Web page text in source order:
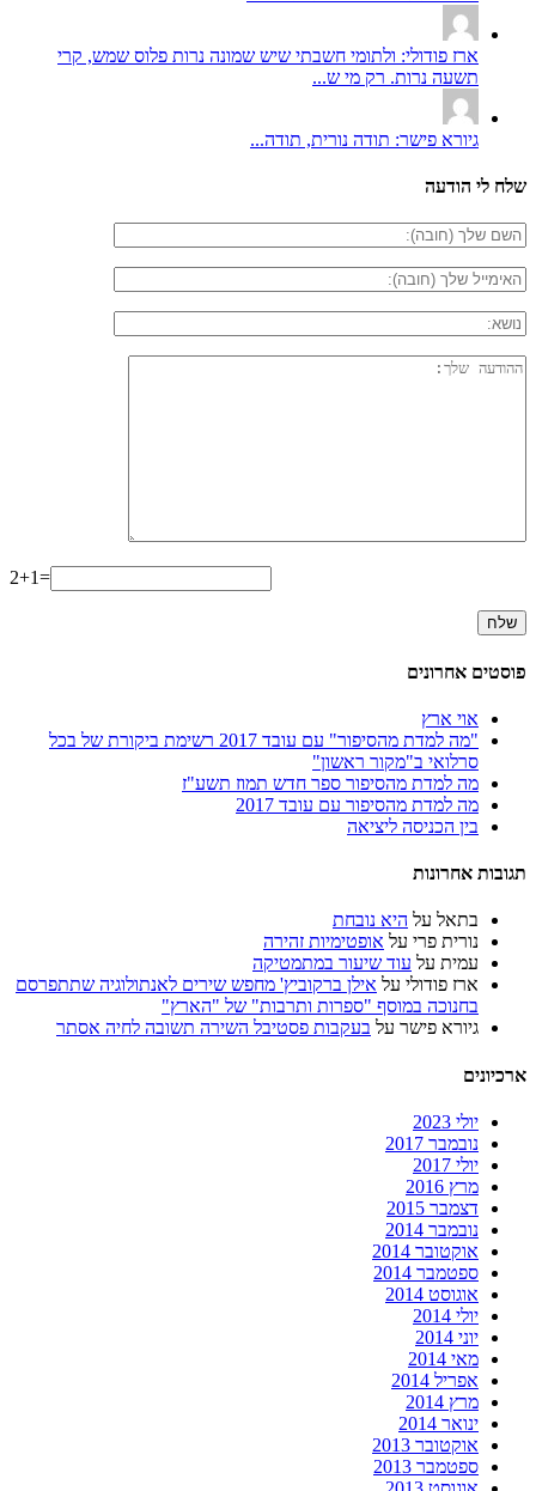
ארז פודולי: ולתומי חשבתי שיש שמונה נרות פלוס שמש, קרי
תשעה נרות. רק מי ש...
גיורא פישר: תודה נורית, תודה...
שלח לי הודעה
2+1=
פוסטים אחרונים
אוי ארץ
"מה למדת מהסיפור" עם עובד 2017 רשימת ביקורת של בכל
סרלואי ב"מקור ראשון"
מה למדת מהסיפור ספר חדש תמוז תשע"ז
מה למדת מהסיפור עם עובד 2017
בין הכניסה ליציאה
תגובות אחרונות
בתאל על היא נובחת
נורית פרי על אופטימיות זהירה
עמית על עוד שיעור במתמטיקה
ארז פודולי על אילן ברקוביץ' מחפש שירים לאנתולוגיה שתתפרסם
בחנוכה במוסף "ספרות ותרבות" של "הארץ"
גיורא פישר על בעקבות פסטיבל השירה תשובה לחיה אסתר
ארכיונים
יולי 2023
נובמבר 2017
יולי 2017
מרץ 2016
דצמבר 2015
נובמבר 2014
אוקטובר 2014
ספטמבר 2014
אוגוסט 2014
יולי 2014
יוני 2014
מאי 2014
אפריל 2014
מרץ 2014
ינואר 2014
אוקטובר 2013
ספטמבר 2013